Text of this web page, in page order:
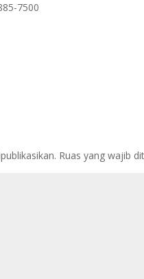
7500
Ruas yang wajib